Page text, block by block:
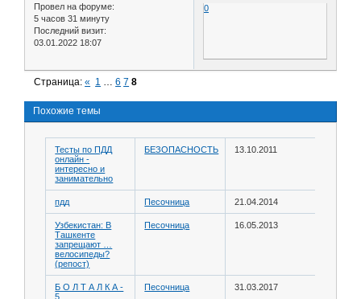
Провел на форуме:
5 часов 31 минуту
Последний визит:
03.01.2022 18:07
0
Страница:« 1 6 7 8
Похожие темы
Тесты по ПДД
онлайн -
интересно и
занимательно
БЕЗОПАСНОСТЬ 13.10.2011
пдд Песочница 21.04.2014
Узбекистан: В
Ташкенте
запрещают …
велосипеды?
(репост)
Песочница 16.05.2013
Б О Л Т А Л К А -
5
Песочница 31.03.2017